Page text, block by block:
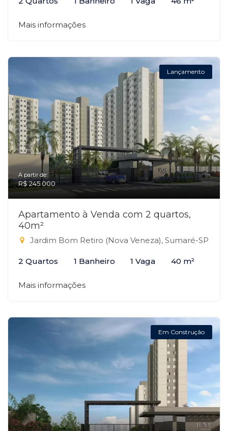
Mais informações
Lançamento
A partir de:
R$ 245.000
Apartamento à Venda com 2 quartos,
40m²
Jardim Bom Retiro (Nova Veneza), Sumaré-SP
2 Quartos 1 Banheiro 1 Vaga 40 m²
Mais informações
Em Construção